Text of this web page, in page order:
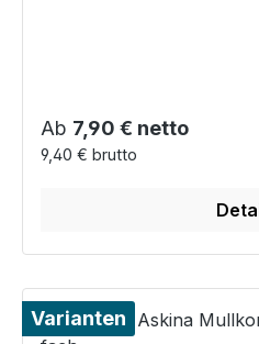
Regulärer Preis:
Ab 7,90 € netto
9,40 € brutto
Varianten